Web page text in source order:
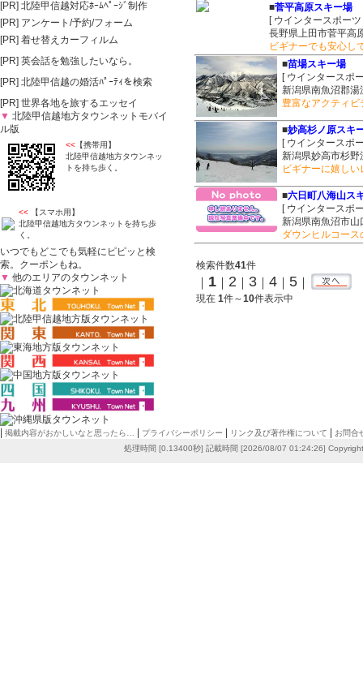
[PR] 北陸甲信越対応ﾎｰﾑﾍﾟｰｼﾞ制作
[PR] アンケート/予約/フォーム
[PR] 着せ替えカーフィルム
[PR] 英会話を勉強したいなら。
[PR] 北陸甲信越の婚活ﾊﾟｰﾃｨを検索
[PR] 世界各地を旅するエッセイ
▼ 北陸甲信越地方タウンネットモバイ
ル版
<< 【携帯用】
北陸甲信越地方タウンネッ
トを持ち歩く。
<< 【スマホ用】
北陸甲信越地方タウンネットを持ち歩
く。
いつでもどこでも気軽にピピッと検
索。クーポンもね。
▼ 他のエリアのタウンネット
■菅平高原スキー場
[ ウインタースポー
長野県上田市菅平高
ビギナーでも安心し
■苗場スキー場
[ ウインタース
新潟県南魚沼郡
豊富なアクティ
■妙高杉ノ原スキ
[ ウインタース
新潟県妙高市杉野
ビギナーに嬉し
■六日町八海山ス
[ ウインタース
新潟県南魚沼市山
ダウンヒルコー
検索件数41件
｜ 1 ｜ 2 ｜ 3 ｜ 4 ｜ 5 ｜
現在 1件～10件表示中
| 掲載内容がおかしいなと思ったら… | プライバシーポリシー | リンク及び著作権について | お問合
処理時間 [0.13400秒] 記載時間 [2026/08/07 01:24:26]